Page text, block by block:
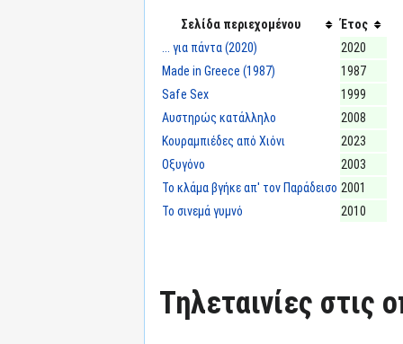
Σελίδα περιεχομένου
Έτος
... για πάντα (2020)
2020
Made in Greece (1987)
1987
Safe Sex
1999
Αυστηρώς κατάλληλο
2008
Κουραμπιέδες από Χιόνι
2023
Οξυγόνο
2003
Το κλάμα βγήκε απ' τον Παράδεισο 2001
Το σινεμά γυμνό
2010
Τηλεταινίες στις